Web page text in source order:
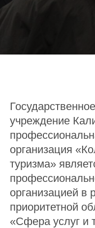
учреждение
организация
туризма»
организацией в
приоритетной
«Сфера услуг и